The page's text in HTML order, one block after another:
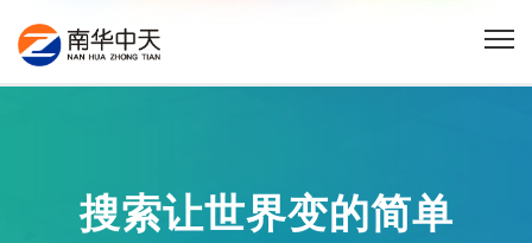
搜索让世界变的简单